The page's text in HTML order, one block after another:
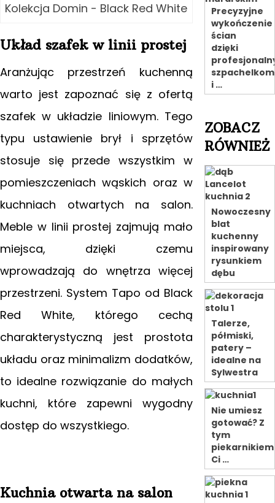
Kolekcja Domin - Black Red White
Układ szafek w linii prostej
Aranżując przestrzeń kuchenną
warto jest zapoznać się z ofertą
szafek w układzie liniowym. Tego
typu ustawienie brył i sprzętów
stosuje się przede wszystkim w
pomieszczeniach wąskich oraz w
kuchniach otwartych na salon.
Meble w linii prostej zajmują mało
miejsca, dzięki czemu
wprowadzają do wnętrza więcej
przestrzeni. System Tapo od Black
Red White, którego cechą
charakterystyczną jest prostota
układu oraz minimalizm dodatków,
to idealne rozwiązanie do małych
kuchni, które zapewni wygodny
dostęp do wszystkiego.
Kuchnia otwarta na salon
Precyzyjne
wykończenie
ścian
dzięki
szpachelkom
i …
ZOBACZ
RÓWNIEŻ
Nowoczesny
blat
kuchenny
inspirowany
rysunkiem
dębu
Talerze,
półmiski,
patery –
idealne na
Sylwestra
Nie umiesz
gotować? Z
tym
piekarnikiem
Ci …